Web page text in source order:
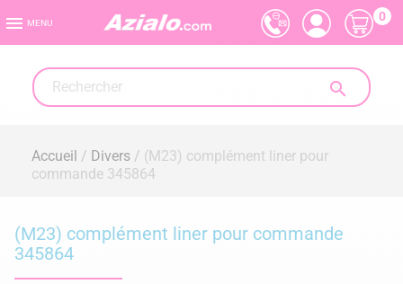
 MENU

0
Accueil Divers
(M23) complément liner pour
commande 345864
(M23) complément liner pour commande
345864